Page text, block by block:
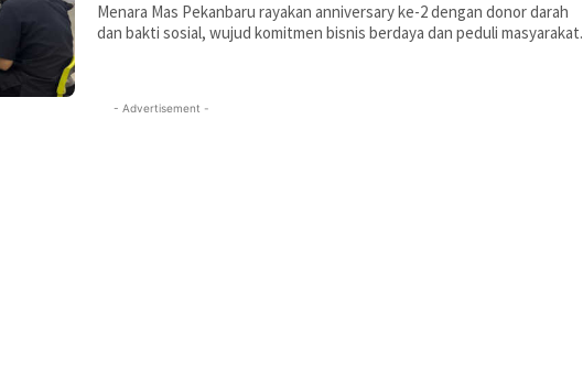
Menara Mas Pekanbaru rayakan anniversary ke-2 dengan donor darah
dan bakti sosial, wujud komitmen bisnis berdaya dan peduli masyarakat.
- Advertisement -